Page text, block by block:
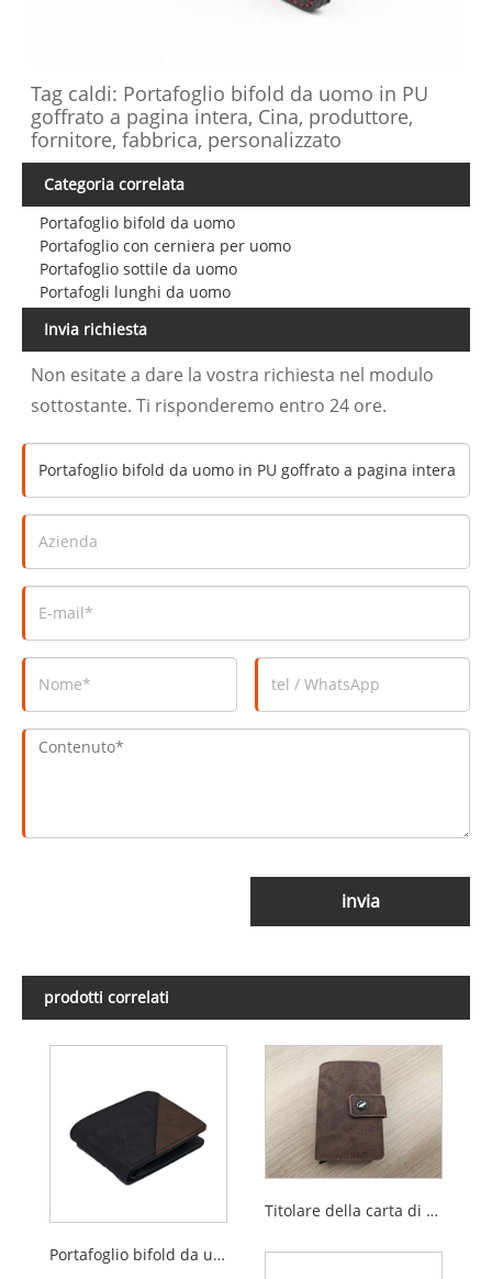
Tag caldi: Portafoglio bifold da uomo in PU
goffrato a pagina intera, Cina, produttore,
fornitore, fabbrica, personalizzato
Categoria correlata
Portafoglio bifold da uomo
Portafoglio con cerniera per uomo
Portafoglio sottile da uomo
Portafogli lunghi da uomo
Invia richiesta
Non esitate a dare la vostra richiesta nel modulo
sottostante. Ti risponderemo entro 24 ore.
invia
prodotti correlati
Portafoglio bifold da uomo in PU
Titolare della carta di blocco Rfid multifunzionale di ultimo design per uomo